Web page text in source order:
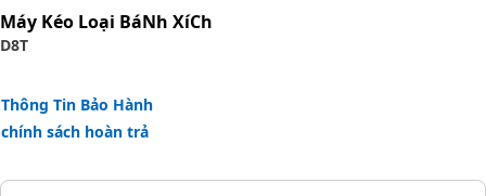
• Prevents line vibration and potential misalignment.
• Minimizes risk of hydraulic line damage.
The Hydraulic Pump Lines Support Bracket is mounted
near the hydraulic pump and along the hydraulic lines
Máy Kéo Loại BáNh XíCh
D8T
Thông Tin Bảo Hành
chính sách hoàn trả